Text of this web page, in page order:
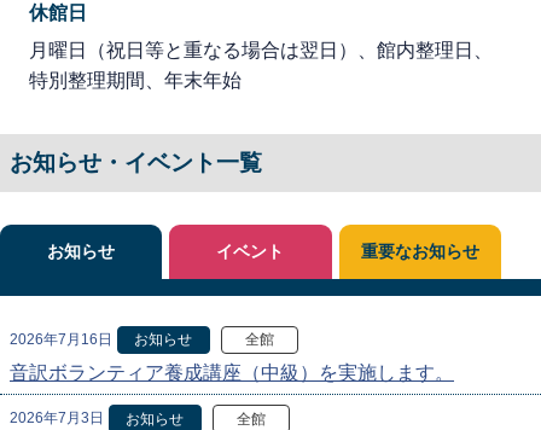
休館日
月曜日（祝日等と重なる場合は翌日）、館内整理日、
特別整理期間、年末年始
お知らせ・イベント一覧
お知らせ
2026年7月16日 お知らせ 全館
音訳ボランティア養成講座（中級）を実施します。
2026年7月3日 お知らせ 全館
イベント 重要なお知らせ